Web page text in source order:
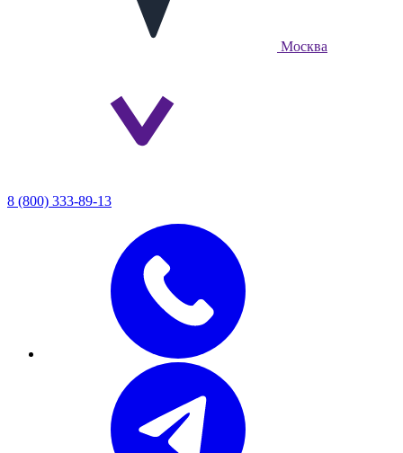
Москва
8 (800) 333-89-13